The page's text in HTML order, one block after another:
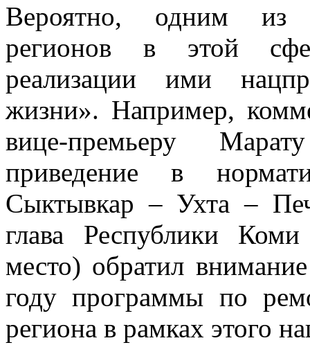
Вероятно, одним из
регионов в этой
реализации ими
жизни». Например,
вице-премьеру
приведение в
Сыктывкар – Ухта –
глава Республики
место) обратил
году программы по
региона в рамках этого